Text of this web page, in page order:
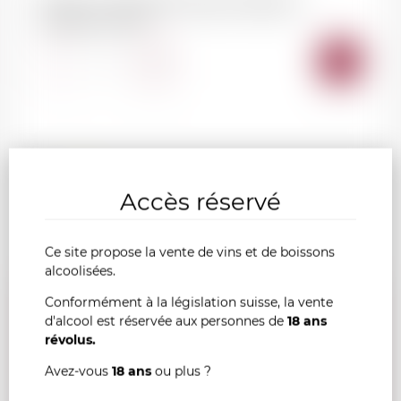
AU
Accès réservé
Ce site propose la vente de vins et de boissons
alcoolisées.
Conformément à la législation suisse, la vente
d'alcool est réservée aux personnes de 18 ans
révolus.
Avez-vous 18 ans ou plus ?